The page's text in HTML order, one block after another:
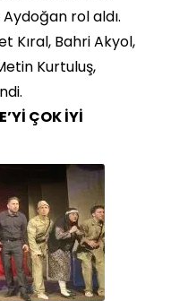
rol aldı.
Kıral, Bahri Akyol,
Kurtuluş,
ÇOK İYİ